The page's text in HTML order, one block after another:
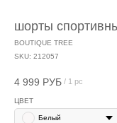
шорты
BOUTIQUE TREE
SKU: 212057
4 999 РУБ / 1 pc
ЦВЕТ
Белый